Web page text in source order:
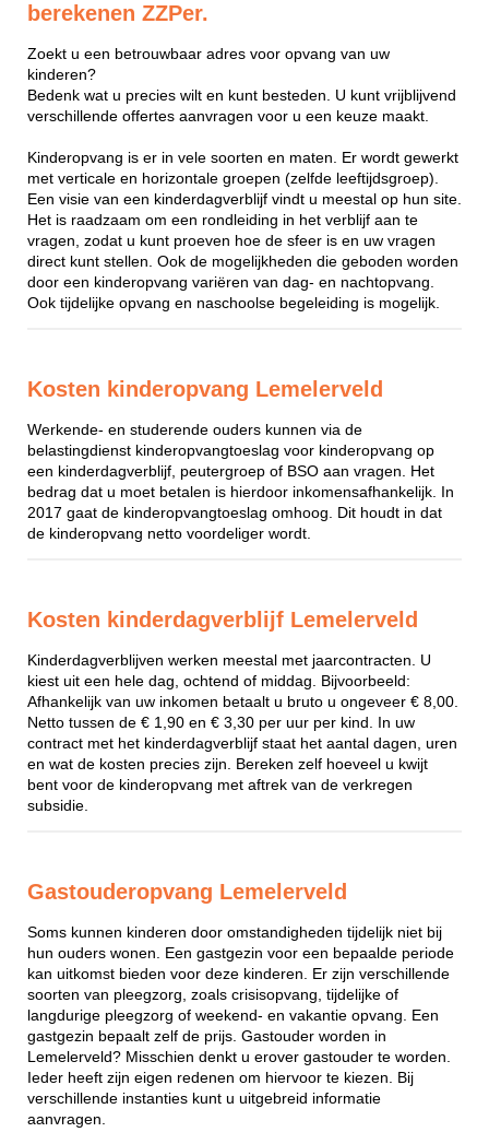
berekenen ZZPer.
Zoekt u een betrouwbaar adres voor opvang van uw
kinderen?
Bedenk wat u precies wilt en kunt besteden. U kunt vrijblijvend
verschillende offertes aanvragen voor u een keuze maakt.
Kinderopvang is er in vele soorten en maten. Er wordt gewerkt
met verticale en horizontale groepen (zelfde leeftijdsgroep).
Een visie van een kinderdagverblijf vindt u meestal op hun site.
Het is raadzaam om een rondleiding in het verblijf aan te
vragen, zodat u kunt proeven hoe de sfeer is en uw vragen
direct kunt stellen. Ook de mogelijkheden die geboden worden
door een kinderopvang variëren van dag- en nachtopvang.
Ook tijdelijke opvang en naschoolse begeleiding is mogelijk.
Kosten kinderopvang Lemelerveld
Werkende- en studerende ouders kunnen via de
belastingdienst kinderopvangtoeslag voor kinderopvang op
een kinderdagverblijf, peutergroep of BSO aan vragen. Het
bedrag dat u moet betalen is hierdoor inkomensafhankelijk. In
2017 gaat de kinderopvangtoeslag omhoog. Dit houdt in dat
de kinderopvang netto voordeliger wordt.
Kosten kinderdagverblijf Lemelerveld
Kinderdagverblijven werken meestal met jaarcontracten. U
kiest uit een hele dag, ochtend of middag. Bijvoorbeeld:
Afhankelijk van uw inkomen betaalt u bruto u ongeveer € 8,00.
Netto tussen de € 1,90 en € 3,30 per uur per kind. In uw
contract met het kinderdagverblijf staat het aantal dagen, uren
en wat de kosten precies zijn. Bereken zelf hoeveel u kwijt
bent voor de kinderopvang met aftrek van de verkregen
subsidie.
Gastouderopvang Lemelerveld
Soms kunnen kinderen door omstandigheden tijdelijk niet bij
hun ouders wonen. Een gastgezin voor een bepaalde periode
kan uitkomst bieden voor deze kinderen. Er zijn verschillende
soorten van pleegzorg, zoals crisisopvang, tijdelijke of
langdurige pleegzorg of weekend- en vakantie opvang. Een
gastgezin bepaalt zelf de prijs. Gastouder worden in
Lemelerveld? Misschien denkt u erover gastouder te worden.
Ieder heeft zijn eigen redenen om hiervoor te kiezen. Bij
verschillende instanties kunt u uitgebreid informatie
aanvragen.